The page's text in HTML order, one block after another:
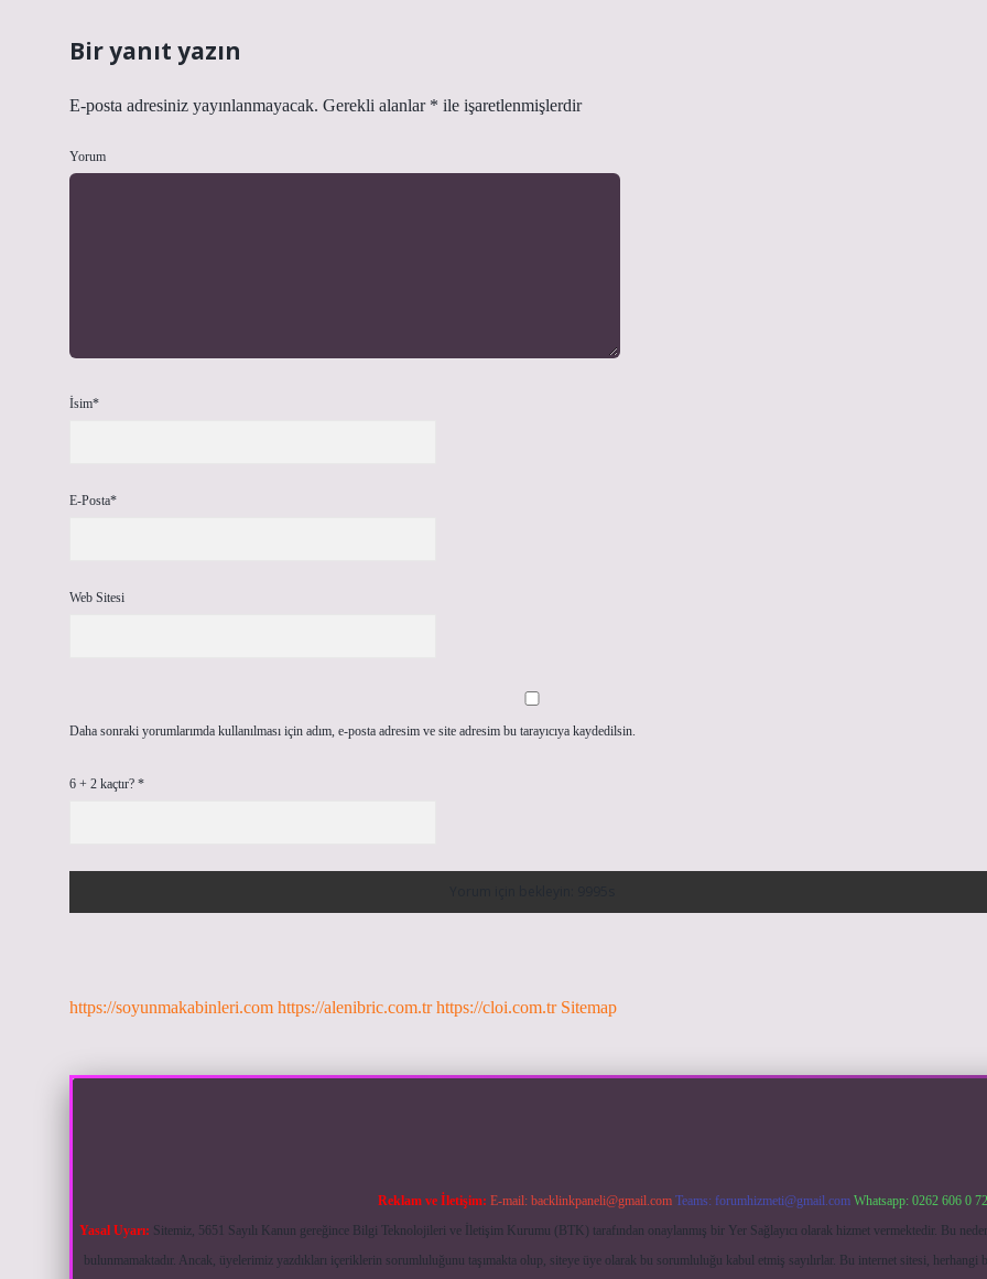
Bir yanıt yazın
E-posta adresiniz yayınlanmayacak. Gerekli alanlar * ile işaretlenmişlerdir
Yorum
İsim*
E-Posta*
Web Sitesi
Daha sonraki yorumlarımda kullanılması için adım, e-posta adresim ve site adresim bu tarayıcıya kaydedilsin.
6 + 2 kaçtır? *
https://soyunmakabinleri.com https://alenibric.com.tr https://cloi.com.tr Sitemap
Reklam ve İletişim: E-mail: backlinkpaneli@gmail.com Teams: forumhizmeti@gmail.com Whatsapp: 0262 606 0
Yasal Uyarı: Sitemiz, 5651 Sayılı Kanun gereğince Bilgi Teknolojileri ve İletişim Kurumu (BTK) tarafından onaylanmış bir Yer Sağlayıcı olarak hizmet vermektedir. Bu
bulunmamaktadır. Ancak, üyelerimiz yazdıkları içeriklerin sorumluluğunu taşımakta olup, siteye üye olarak bu sorumluluğu kabul etmiş sayılırlar. Bu internet sitesi,